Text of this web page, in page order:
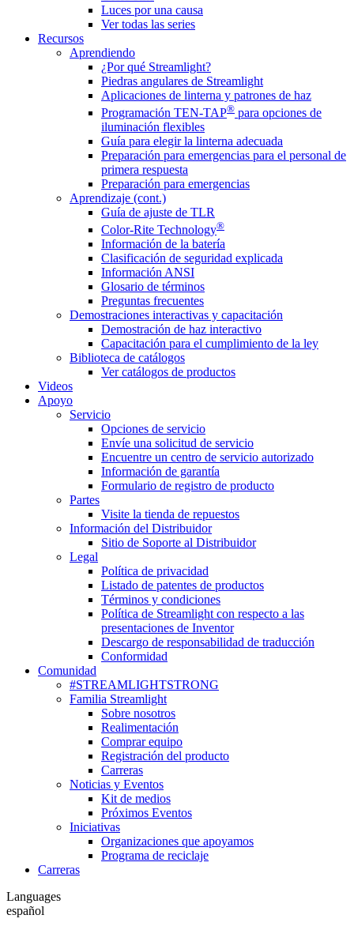
Luces por una causa
Ver todas las series
Recursos
Aprendiendo
¿Por qué Streamlight?
Piedras angulares de Streamlight
Aplicaciones de linterna y patrones de haz
Programación TEN-TAP® para opciones de
iluminación flexibles
Guía para elegir la linterna adecuada
Preparación para emergencias para el personal de
primera respuesta
Preparación para emergencias
Aprendizaje (cont.)
Guía de ajuste de TLR
Color-Rite Technology®
Información de la batería
Clasificación de seguridad explicada
Información ANSI
Glosario de términos
Preguntas frecuentes
Demostraciones interactivas y capacitación
Demostración de haz interactivo
Capacitación para el cumplimiento de la ley
Biblioteca de catálogos
Ver catálogos de productos
Videos
Apoyo
Servicio
Opciones de servicio
Envíe una solicitud de servicio
Encuentre un centro de servicio autorizado
Información de garantía
Formulario de registro de producto
Partes
Visite la tienda de repuestos
Información del Distribuidor
Sitio de Soporte al Distribuidor
Legal
Política de privacidad
Listado de patentes de productos
Términos y condiciones
Política de Streamlight con respecto a las
presentaciones de Inventor
Descargo de responsabilidad de traducción
Conformidad
Comunidad
#STREAMLIGHTSTRONG
Familia Streamlight
Sobre nosotros
Realimentación
Comprar equipo
Registración del producto
Carreras
Noticias y Eventos
Kit de medios
Próximos Eventos
Iniciativas
Organizaciones que apoyamos
Programa de reciclaje
Carreras
Languages
español